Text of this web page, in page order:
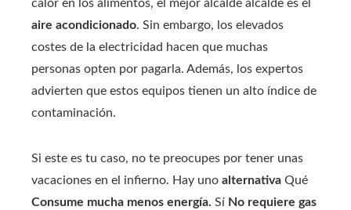
calor en los alimentos, el mejor alcalde alcalde es el
aire acondicionado. Sin embargo, los elevados
costes de la electricidad hacen que muchas
personas opten por pagarla. Además, los expertos
advierten que estos equipos tienen un alto índice de
contaminación.
Si este es tu caso, no te preocupes por tener unas
vacaciones en el infierno. Hay uno alternativa Qué
Consume mucha menos energía. Sí No requiere gas